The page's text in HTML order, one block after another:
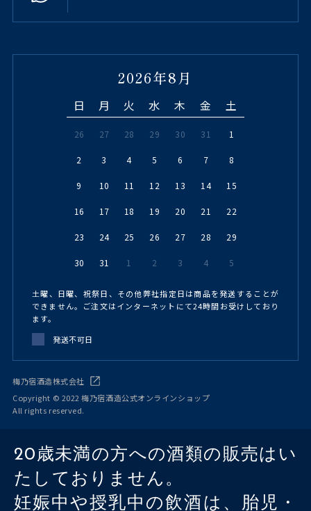
2026年8月
日 月 火 水 木 金 土
26 27 28 29 30 31 1
2 3 4 5 6 7 8
9 10 11 12 13 14 15
16 17 18 19 20 21 22
23 24 25 26 27 28 29
30 31 1 2 3 4 5
土曜、日曜、祝祭日、その他弊社指定日は商品を発送することが
できません。ご注文はインターネットにて24時間お受けしており
ます。
発送不可日
梅乃宿酒造株式会社
Copyright © 2022 梅乃宿酒造公式オンラインショップ
All rights reserved.
20歳未満の方への酒類の販売はい
たしておりません。
妊娠中や授乳中の飲酒は、胎児・